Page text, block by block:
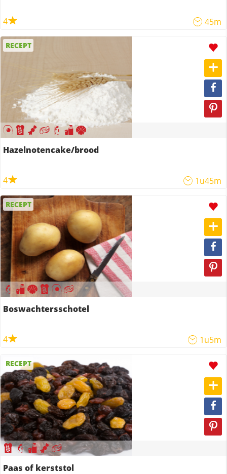
4 45m
RECEPT
Hazelnotencake/brood
4 1u45m
RECEPT
Boswachtersschotel
4 1u5m
RECEPT
Paas of kerststol